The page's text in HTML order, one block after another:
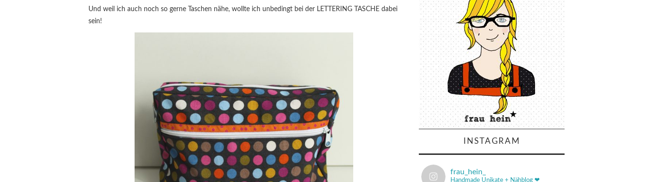
Und weil ich auch noch so gerne Taschen nähe, wollte ich unbedingt bei der LETTERING TASCHE dabei
sein!
INSTAGRAM
frau_hein_
Handmade Unikate + Nähblog ❤